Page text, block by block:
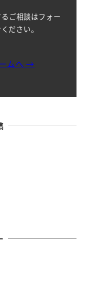
ご相談はフォー
ださい。
ムへ →